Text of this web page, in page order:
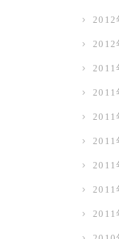
2012
2012
2011
2011
2011
2011
2011
2011
2011